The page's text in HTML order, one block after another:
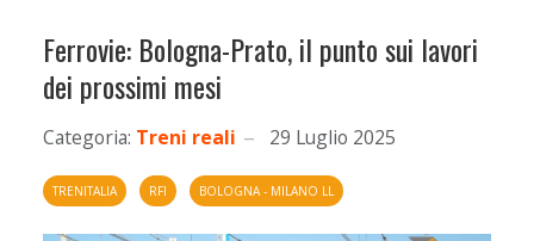
Ferrovie: Bologna-Prato, il punto sui lavori
dei prossimi mesi
Categoria: Treni reali 29 Luglio 2025
TRENITALIA RFI BOLOGNA - MILANO LL